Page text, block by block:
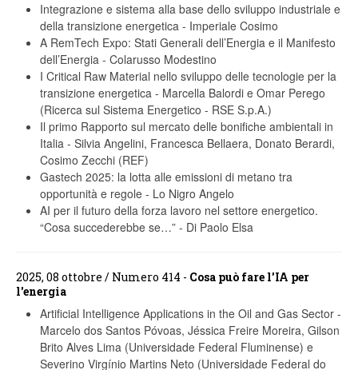
Integrazione e sistema alla base dello sviluppo industriale e
della transizione energetica - Imperiale Cosimo
A RemTech Expo: Stati Generali dell’Energia e il Manifesto
dell’Energia - Colarusso Modestino
I Critical Raw Material nello sviluppo delle tecnologie per la
transizione energetica - Marcella Balordi e Omar Perego
(Ricerca sul Sistema Energetico - RSE S.p.A.)
Il primo Rapporto sul mercato delle bonifiche ambientali in
Italia - Silvia Angelini, Francesca Bellaera, Donato Berardi,
Cosimo Zecchi (REF)
Gastech 2025: la lotta alle emissioni di metano tra
opportunità e regole - Lo Nigro Angelo
AI per il futuro della forza lavoro nel settore energetico.
“Cosa succederebbe se…” - Di Paolo Elsa
2025, 08 ottobre / Numero 414 - Cosa può fare l'IA per
l'energia
Artificial Intelligence Applications in the Oil and Gas Sector -
Marcelo dos Santos Póvoas, Jéssica Freire Moreira, Gilson
Brito Alves Lima (Universidade Federal Fluminense) e
Severino Virgínio Martins Neto (Universidade Federal do